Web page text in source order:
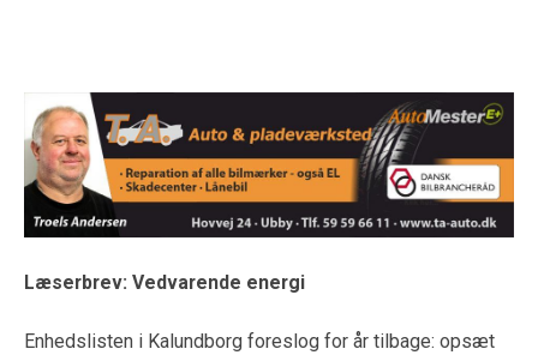
Læserbrev: Vedvarende energi
Enhedslisten i Kalundborg foreslog for år tilbage: opsæt